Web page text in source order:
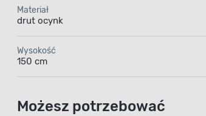
Materiał
drut ocynk
Wysokość
150 cm
Możesz potrzebować